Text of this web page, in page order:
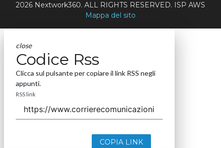
2026 Nextwork360. ALL RIGHTS RESERVED. ISP AWS
Mappa del sito
close
Codice Rss
Clicca sul pulsante per copiare il link RSS negli
appunti.
RSS link
COPIA LINK